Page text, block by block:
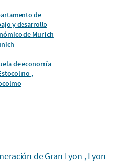
de
y desarrollo
de Munich
de economía
,
de Gran Lyon , Lyon